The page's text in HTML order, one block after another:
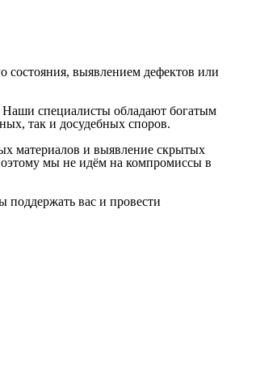
состояния, выявлением дефектов или
Наши специалисты обладают богатым
так и досудебных споров.
материалов и выявление скрытых
мы не идём на компромиссы в
поддержать вас и провести